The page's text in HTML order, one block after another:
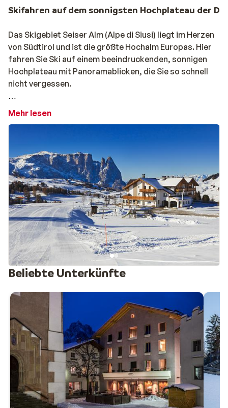
Skifahren auf dem sonnigsten Hochplateau der
Das Skigebiet Seiser Alm (Alpe di Siusi) liegt im Herzen
von Südtirol und ist die größte Hochalm Europas. Hier
fahren Sie Ski auf einem beeindruckenden, sonnigen
Hochplateau mit Panoramablicken, die Sie so schnell
nicht vergessen.
Mit rund 60 Kilometern Pisten und einem der besten
übersichtlichen Pisten bestehen größtenteils aus
blauen und leicht roten Abfahrten. Ideal, um entspannt
und mit viel Freude Ihre Schwünge zu ziehen.
Suchen Sie nach mehr Abwechslung oder längeren
Touren? Dann liegt Val Gardena ganz in der Nähe. Von
der Seiser Alm aus erreichen Sie dieses größere
Skigebiet ganz einfach und können sogar die berühmte
Sella Ronda fahren. Die schnellste Verbindung führt
über einen kostenpflichtigen Bus von Saltria nach
Monte Pana. Zusammen bieten Seiser Alm und Val
Gardena ganze 181 Kilometer an Pisten. Perfekt für
ausgedehnte Skitage.
Die Seiser Alm erreichen Sie von Seis am Schlern aus in
etwa 15 Minuten mit der Gondel. Oben angekommen
genießen Sie nicht nur hervorragende Pisten, sondern
auch einen einzigartigen Blick über die Dolomiten.
Zudem gehört das Gebiet zu Dolomiti Superski. Damit
haben Sie Zugang zu einem der größten Skigebiete der
Welt und noch mehr Wintersportmöglichkeiten.
Mehr lesen
Beliebte Unterkünfte